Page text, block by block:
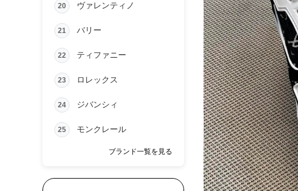
20 ヴァレンティノ
21 バリー
22 ティファニー
23 ロレックス
24 ジバンシィ
25 モンクレール
ブランド一覧を見る